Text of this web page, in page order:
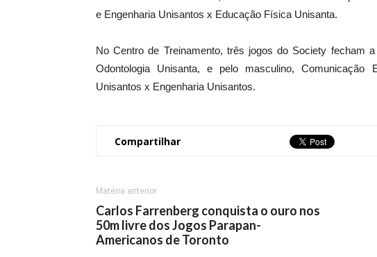
e Engenharia Unisantos x Educação Física Unisanta.
No Centro de Treinamento, três jogos do Society fecham
Odontologia Unisanta, e pelo masculino,
Unisantos x Engenharia Unisantos.
Compartilhar
Matéria anterior
Carlos Farrenberg conquista o ouro nos
50m livre dos Jogos Parapan-
Americanos de Toronto